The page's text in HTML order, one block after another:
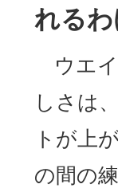
れるわ
ウエ
しさは
トが上
の間の